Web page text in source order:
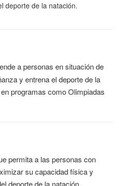
deporte de la natación.
a personas en situación de
y entrena el deporte de la
programas como Olimpiadas
permita a las personas con
su capacidad física y
deporte de la natación.